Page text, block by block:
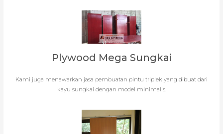
Plywood Mega Sungkai
Kami juga menawarkan jasa pembuatan pintu triplek yang dibuat dari
kayu sungkai dengan model minimalis.